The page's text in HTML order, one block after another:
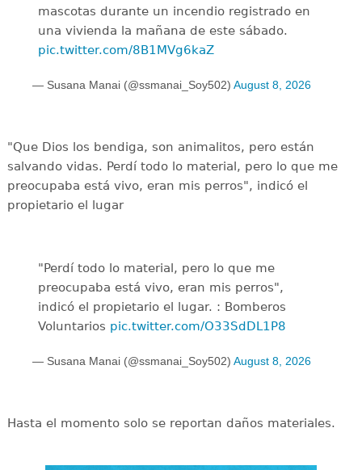
mascotas durante un incendio registrado en
una vivienda la mañana de este sábado.
pic.twitter.com/8B1MVg6kaZ
— Susana Manai (@ssmanai_Soy502) August 8, 2026
"Que Dios los bendiga, son animalitos, pero están
salvando vidas. Perdí todo lo material, pero lo que me
preocupaba está vivo, eran mis perros", indicó el
propietario el lugar
"Perdí todo lo material, pero lo que me
preocupaba está vivo, eran mis perros",
indicó el propietario el lugar. : Bomberos
Voluntarios pic.twitter.com/O33SdDL1P8
— Susana Manai (@ssmanai_Soy502) August 8, 2026
Hasta el momento solo se reportan daños materiales.